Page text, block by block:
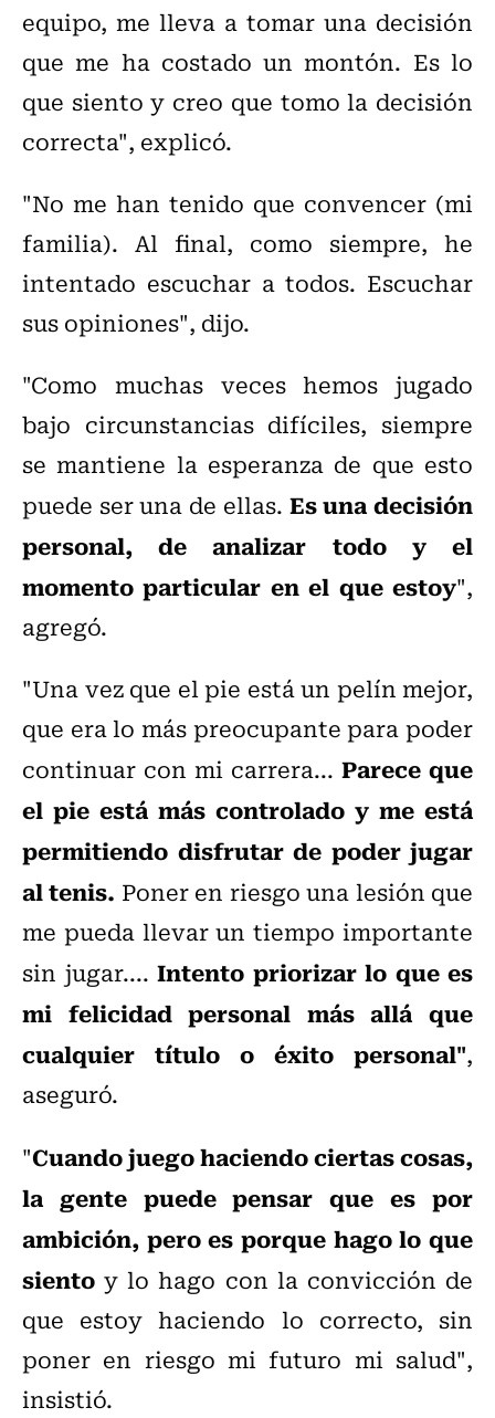
equipo, me lleva a tomar una decisión
que me ha costado un montón. Es lo
que siento y creo que tomo la decisión
correcta", explicó.
"No me han tenido que convencer (mi
familia). Al final, como siempre, he
intentado escuchar a todos. Escuchar
sus opiniones", dijo.
"Como muchas veces hemos jugado
bajo circunstancias difíciles, siempre
se mantiene la esperanza de que esto
puede ser una de ellas. Es una decisión
personal, de analizar todo y el
momento particular en el que estoy",
agregó.
"Una vez que el pie está un pelín mejor,
que era lo más preocupante para poder
continuar con mi carrera... Parece que
el pie está más controlado y me está
permitiendo disfrutar de poder jugar
al tenis. Poner en riesgo una lesión que
me pueda llevar un tiempo importante
sin jugar.... Intento priorizar lo que es
mi felicidad personal más allá que
cualquier título o éxito personal",
aseguró.
"Cuando juego haciendo ciertas cosas,
la gente puede pensar que es por
ambición, pero es porque hago lo que
siento y lo hago con la convicción de
que estoy haciendo lo correcto, sin
poner en riesgo mi futuro mi salud",
insistió.